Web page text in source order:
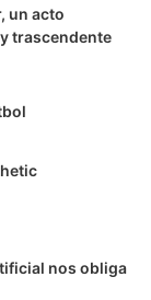
un acto
trascendente
nos obliga